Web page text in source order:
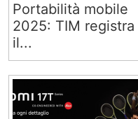
Portabilità mobile
2025: TIM registra
il...